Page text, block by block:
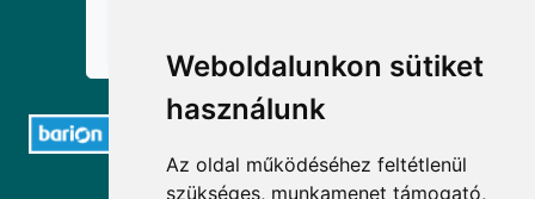
Weboldalunkon sütiket
használunk
Az oldal működéséhez feltétlenül
szükséges, munkamenet támogató,